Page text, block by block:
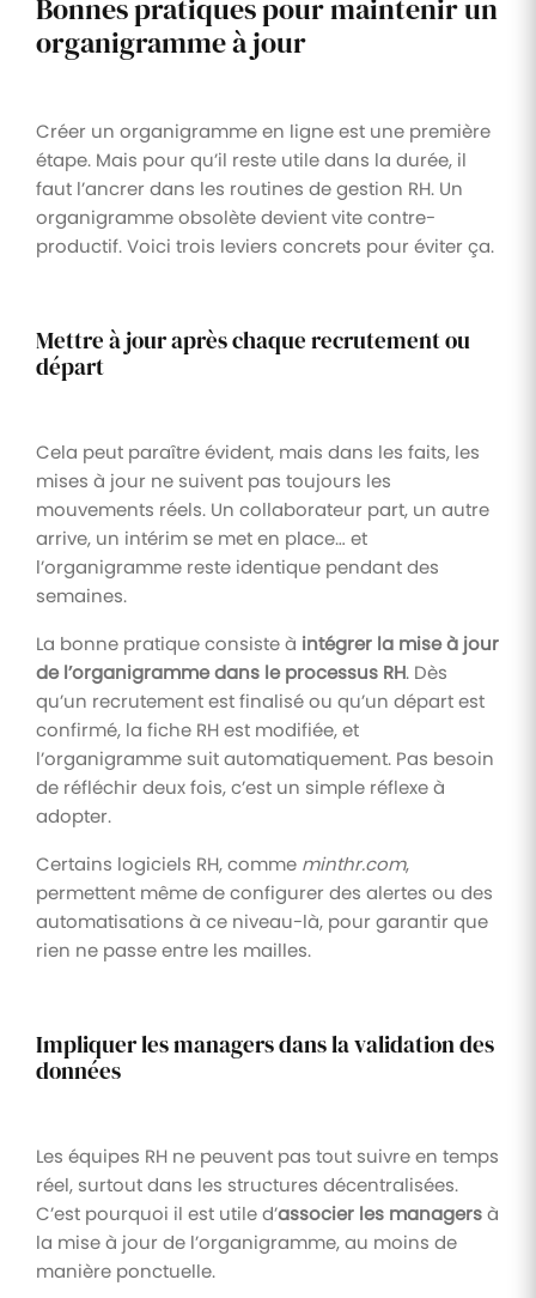
Bonnes pratiques pour maintenir un
organigramme à jour
Créer un organigramme en ligne est une première
étape. Mais pour qu’il reste utile dans la durée, il
faut l’ancrer dans les routines de gestion RH. Un
organigramme obsolète devient vite contre-
productif. Voici trois leviers concrets pour éviter ça.
Mettre à jour après chaque recrutement ou
départ
Cela peut paraître évident, mais dans les faits, les
mises à jour ne suivent pas toujours les
mouvements réels. Un collaborateur part, un autre
arrive, un intérim se met en place… et
l’organigramme reste identique pendant des
semaines.
La bonne pratique consiste à intégrer la mise à jour
de l’organigramme dans le processus RH. Dès
qu’un recrutement est finalisé ou qu’un départ est
confirmé, la fiche RH est modifiée, et
l’organigramme suit automatiquement. Pas besoin
de réfléchir deux fois, c’est un simple réflexe à
adopter.
Certains logiciels RH, comme minthr.com,
permettent même de configurer des alertes ou des
automatisations à ce niveau-là, pour garantir que
rien ne passe entre les mailles.
Impliquer les managers dans la validation des
données
Les équipes RH ne peuvent pas tout suivre en temps
réel, surtout dans les structures décentralisées.
C’est pourquoi il est utile d’associer les managersà
la mise à jour de l’organigramme, au moins de
manière ponctuelle.